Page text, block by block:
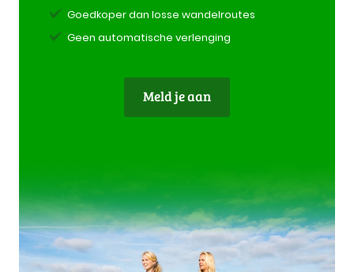
Goedkoper dan losse wandelroutes
Geen automatische verlenging
Meld je aan